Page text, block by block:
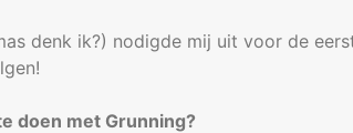
denk ik?) nodigde mij uit voor de
doen met Grunning?